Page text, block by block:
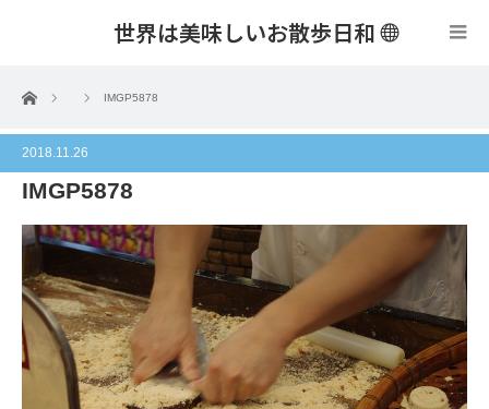
世界は美味しいお散歩日和
ホーム IMGP5878
2018.11.26
IMGP5878